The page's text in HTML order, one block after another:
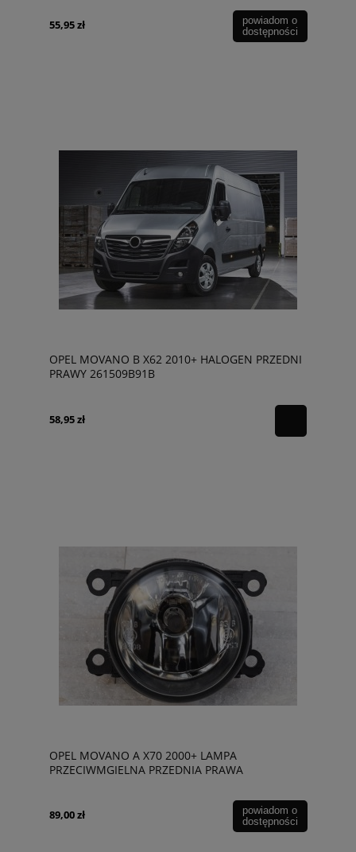
55,95 zł
powiadom o
dostępności
OPEL MOVANO B X62 2010+ HALOGEN PRZEDNI
PRAWY 261509B91B
58,95 zł
OPEL MOVANO A X70 2000+ LAMPA
PRZECIWMGIELNA PRZEDNIA PRAWA
89,00 zł
powiadom o
dostępności